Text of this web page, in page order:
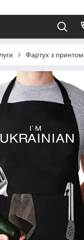
Фартух з принтом